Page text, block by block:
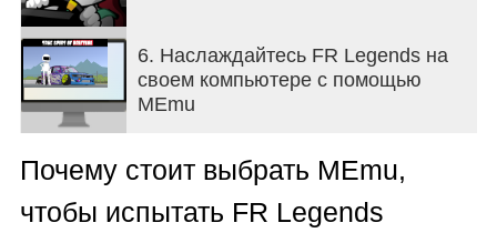
6. Наслаждайтесь FR Legends на
своем компьютере с помощью
MEmu
Почему стоит выбрать MEmu,
чтобы испытать FR Legends